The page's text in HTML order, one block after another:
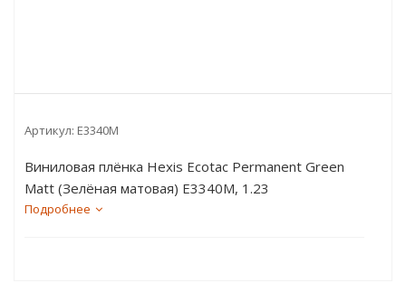
Артикул: E3340M
Виниловая плёнка Hexis Ecotac Permanent Green
Matt (Зелёная матовая) E3340M, 1.23
пог.м
Подробнее